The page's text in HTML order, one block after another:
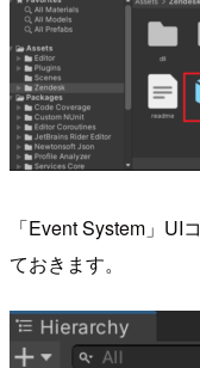
「Event System」UI
ておきます。